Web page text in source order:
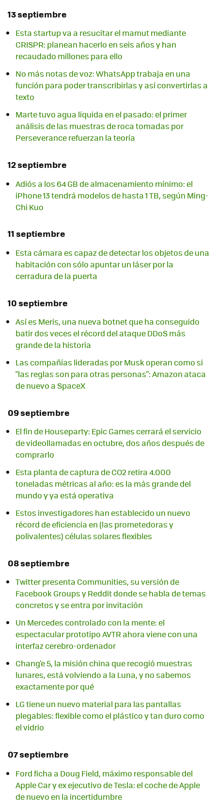
13 septiembre
Esta startup va a resucitar el mamut mediante
CRISPR: planean hacerlo en seis años y han
recaudado millones para ello
No más notas de voz: WhatsApp trabaja en una
función para poder transcribirlas y así convertirlas a
texto
Marte tuvo agua líquida en el pasado: el primer
análisis de las muestras de roca tomadas por
Perseverance refuerzan la teoría
12 septiembre
Adiós a los 64 GB de almacenamiento mínimo: el
iPhone 13 tendrá modelos de hasta 1 TB, según Ming-
Chi Kuo
11 septiembre
Esta cámara es capaz de detectar los objetos de una
habitación con sólo apuntar un láser por la
cerradura de la puerta
10 septiembre
Así es Meris, una nueva botnet que ha conseguido
batir dos veces el récord del ataque DDoS más
grande de la historia
Las compañías lideradas por Musk operan como si
"las reglas son para otras personas": Amazon ataca
de nuevo a SpaceX
09 septiembre
El fin de Houseparty: Epic Games cerrará el servicio
de videollamadas en octubre, dos años después de
comprarlo
Esta planta de captura de CO2 retira 4.000
toneladas métricas al año: es la más grande del
mundo y ya está operativa
Estos investigadores han establecido un nuevo
récord de eficiencia en (las prometedoras y
polivalentes) células solares flexibles
08 septiembre
Twitter presenta Communities, su versión de
Facebook Groups y Reddit donde se habla de temas
concretos y se entra por invitación
Un Mercedes controlado con la mente: el
espectacular prototipo AVTR ahora viene con una
interfaz cerebro-ordenador
Chang'e 5, la misión china que recogió muestras
lunares, está volviendo a la Luna, y no sabemos
exactamente por qué
LG tiene un nuevo material para las pantallas
plegables: flexible como el plástico y tan duro como
el vidrio
07 septiembre
Ford ficha a Doug Field, máximo responsable del
Apple Car y ex ejecutivo de Tesla: el coche de Apple
de nuevo en la incertidumbre